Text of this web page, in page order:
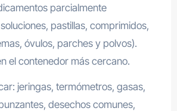
parcialmente
pastillas, comprimidos,
óvulos, parches y polvos).
el contenedor más cercano.
jeringas, termómetros, gasas,
desechos comunes,